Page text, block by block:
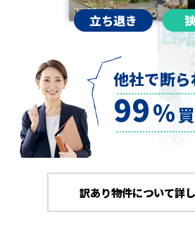
立ち退き
他社で断
99％
訳あり物件について詳